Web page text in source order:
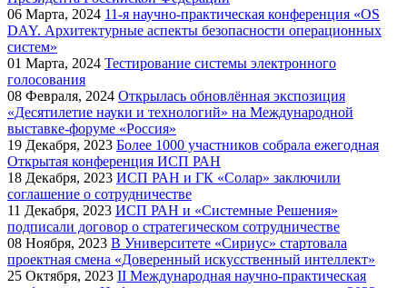
06 Марта, 2024 11-я научно-практическая конференция «OS
DAY. Архитектурные аспекты безопасности операционных
систем»
01 Марта, 2024 Тестирование системы электронного
голосования
08 Февраля, 2024 Открылась обновлённая экспозиция
«Десятилетие науки и технологий» на Международной
выставке-форуме «Россия»
19 Декабря, 2023 Более 1000 участников собрала ежегодная
Открытая конференция ИСП РАН
18 Декабря, 2023 ИСП РАН и ГК «Солар» заключили
соглашение о сотрудничестве
11 Декабря, 2023 ИСП РАН и «Системные Решения»
подписали договор о стратегическом сотрудничестве
08 Ноября, 2023 В Университете «Сириус» стартовала
проектная смена «Доверенный искусственный интеллект»
25 Октября, 2023 II Международная научно-практическая